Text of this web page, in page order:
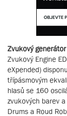
Zvukový
Zvukový Engine
eXpended)
třípásmovým
hlasů se 160
zvukových barev
Drums a Roud